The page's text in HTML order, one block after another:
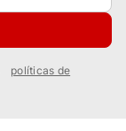
políticas de